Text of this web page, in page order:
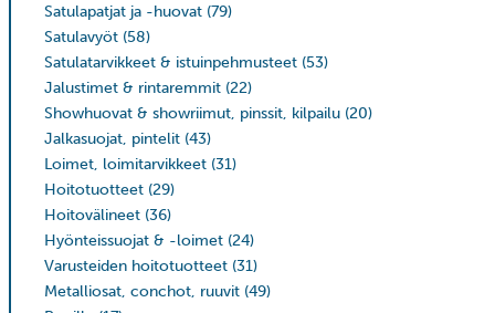
Satulapatjat ja -huovat (79)
Satulavyöt (58)
Satulatarvikkeet & istuinpehmusteet (53)
Jalustimet & rintaremmit (22)
Showhuovat & showriimut, pinssit, kilpailu (20)
Jalkasuojat, pintelit (43)
Loimet, loimitarvikkeet (31)
Hoitotuotteet (29)
Hoitovälineet (36)
Hyönteissuojat & -loimet (24)
Varusteiden hoitotuotteet (31)
Metalliosat, conchot, ruuvit (49)